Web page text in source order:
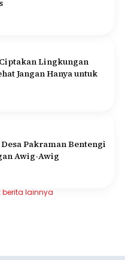
Lingkungan
Jangan Hanya untuk
Pakraman Bentengi
Awig-Awig
berita lainnya